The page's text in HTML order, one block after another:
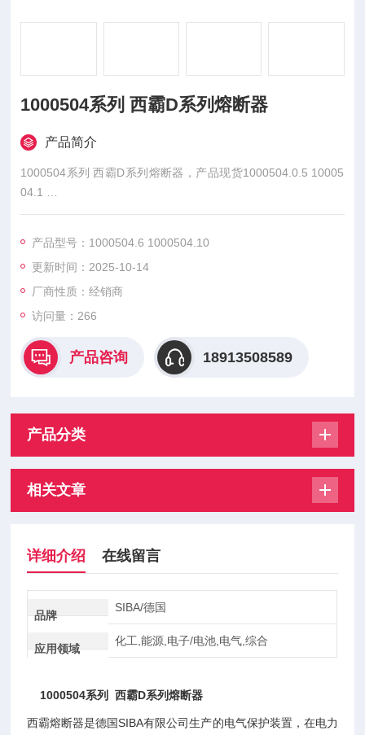
1000504系列 西霸D系列熔断器
产品简介
1000504系列 西霸D系列熔断器，产品现货1000504.0.5 10005
04.1
1000504.1.6 1000504.2 1000504.4 1000504.6 1000504.10 10
1000504.20 1000504.25 , 能精确匹配变压器的额定电流与短路
特性，当出现过载或内部短路时，可在规定时间内可靠熔断，切
断故障电流。
产品型号：1000504.6 1000504.10
更新时间：2025-10-14
厂商性质：经销商
访问量：266
产品咨询 18913508589
产品分类
相关文章
详细介绍 在线留言
品牌
SIBA/德国
应用领域
化工,能源,电子/电池,电气,综合
1000504系列 西霸D系列熔断器
西霸熔断器是德国SIBA有限公司生产的电气保护装置，在电力